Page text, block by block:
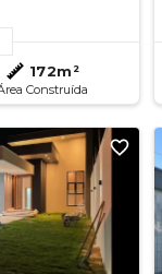
172m²
Construída